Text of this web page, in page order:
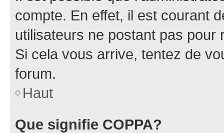
compte. En effet, il est courant
utilisateurs ne postant pas pour
Si cela vous arrive, tentez de
forum.
Haut
Que signifie COPPA?